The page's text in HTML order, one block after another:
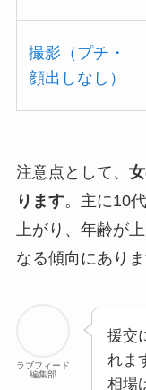
撮影（プチ・
顔出しなし）
注意点として、
ります。主に10
上がり、年齢が
なる傾向にありま
ラブフィード
編集部
援交
れま
相場